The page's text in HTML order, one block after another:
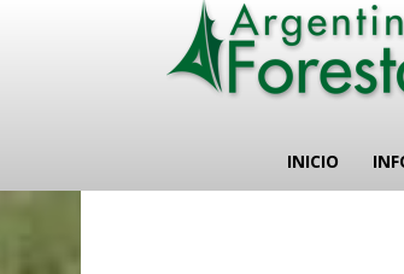
INICIO